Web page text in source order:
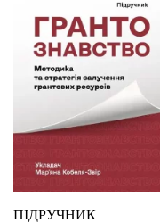
ПІДРУЧНИК